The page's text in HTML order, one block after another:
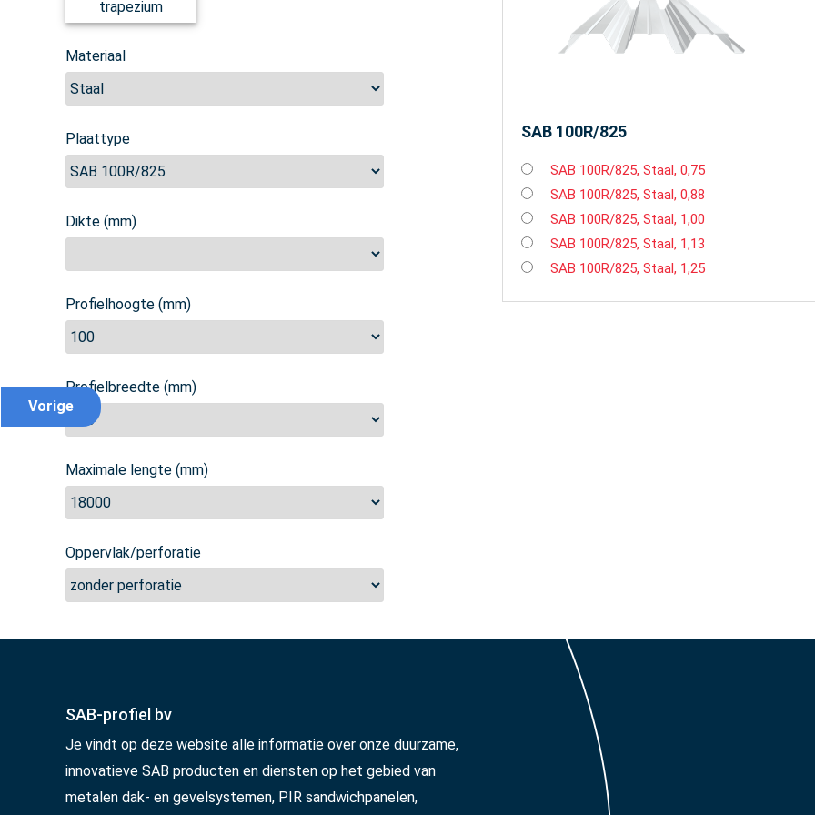
trapezium
Materiaal
Plaattype
Dikte (mm)
Profielhoogte (mm)
Profielbreedte (mm)
Maximale lengte (mm)
Oppervlak/perforatie
SAB 100R/825
SAB 100R/825, Staal, 0,75
SAB 100R/825, Staal, 0,88
SAB 100R/825, Staal, 1,00
SAB 100R/825, Staal, 1,13
SAB 100R/825, Staal, 1,25
SAB-profiel bv
Je vindt op deze website alle informatie over onze duurzame,
innovatieve SAB producten en diensten op het gebied van
metalen dak- en gevelsystemen, PIR sandwichpanelen,
Vorige